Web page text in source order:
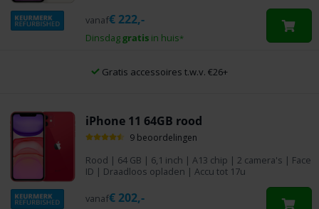
Dinsdaggratis in huis*
vanaf€ 222,-
iPhone 11 64GB rood
9 beoordelingen
Rood | 64 GB | 6,1 inch | A13 chip | 2 camera's | Face
ID | Draadloos opladen | Accu tot 17u
vanaf€ 202,-
Gratis accessoires t.w.v. €26+